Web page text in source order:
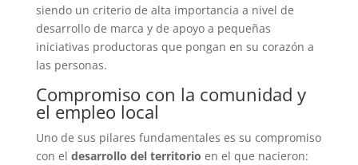
siendo un criterio de alta importancia a nivel de
desarrollo de marca y de apoyo a pequeñas
iniciativas productoras que pongan en su corazón a
las personas.
Compromiso con la comunidad y
el empleo local
Uno de sus pilares fundamentales es su compromiso
con el desarrollo del territorio en el que nacieron: